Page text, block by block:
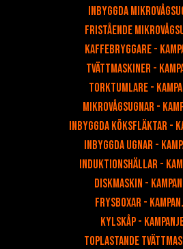
Inbyggda
Fristående
Kaffebryggare -
Tvättmaskiner -
Torktumlare -
Mikrovågsugnar -
Inbyggda köksfläktar -
Inbyggda ugnar -
Induktionshällar -
Diskmaskin -
Frysboxar -
Kylskåp -
Toplastande